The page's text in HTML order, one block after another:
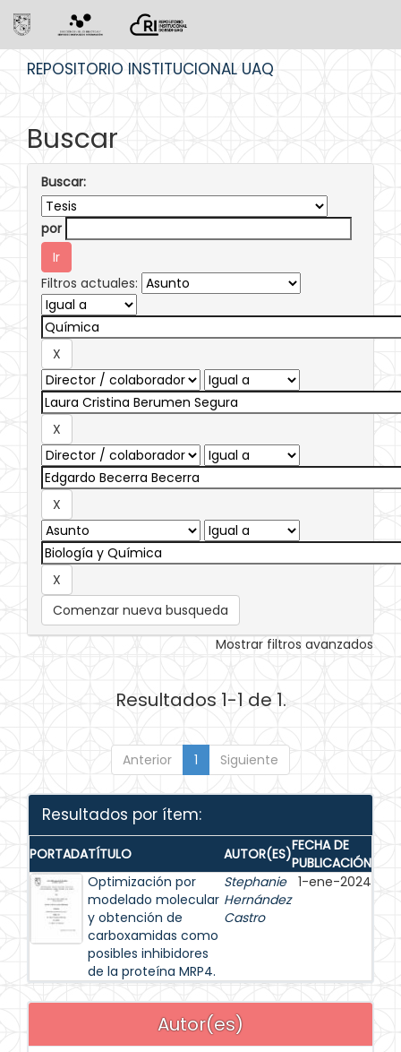
REPOSITORIO INSTITUCIONAL UAQ
Buscar
Buscar:
por
Filtros actuales:
Comenzar nueva busqueda
Mostrar filtros avanzados
Resultados 1-1 de 1.
Anterior 1 Siguiente
Resultados por ítem:
PORTADATÍTULO AUTOR(ES)FECHA DE
PUBLICACIÓN
Optimización por
modelado molecular
y obtención de
carboxamidas como
posibles inhibidores
de la proteína MRP4.
Stephanie
Hernández
Castro
1-ene-2024
Autor(es)